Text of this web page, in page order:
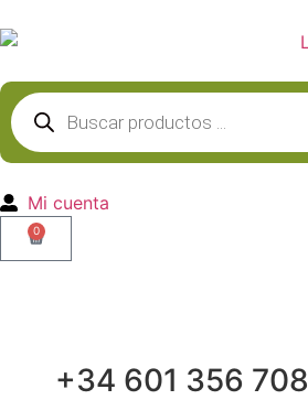
Mi cuenta
0
+34 601 356 708